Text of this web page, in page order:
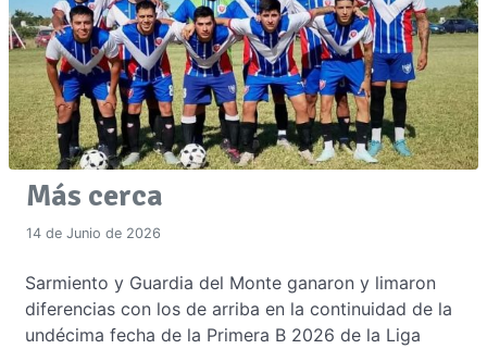
Más cerca
14 de Junio de 2026
Sarmiento y Guardia del Monte ganaron y limaron
diferencias con los de arriba en la continuidad de la
undécima fecha de la Primera B 2026 de la Liga